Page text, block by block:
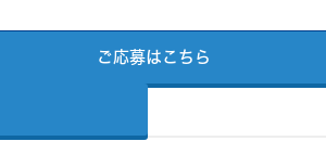
ご応募はこちら